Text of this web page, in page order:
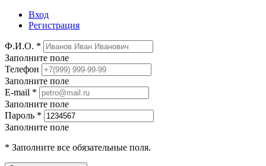
Вход
Регистрация
Ф.И.О. *
Заполните поле
Телефон
Заполните поле
E-mail *
Заполните поле
Пароль *
Заполните поле
* Заполните все обязательные поля.